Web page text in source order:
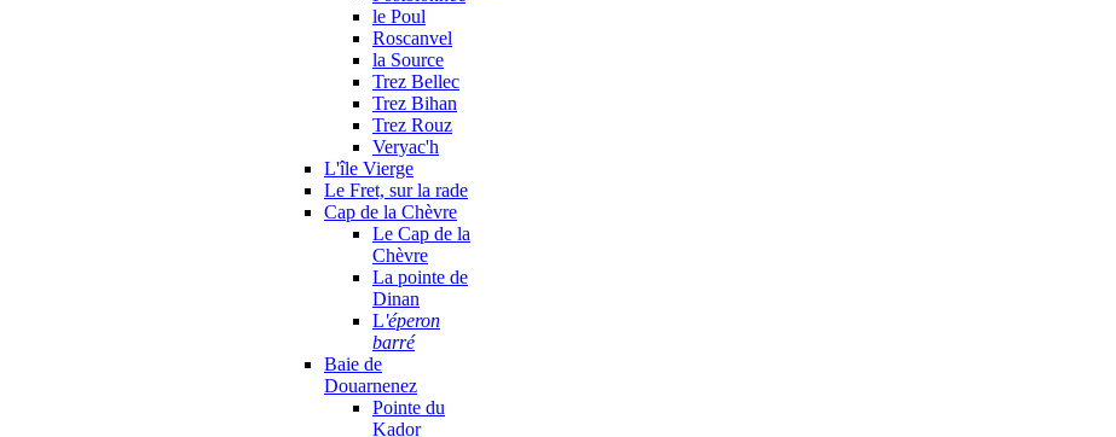
le Poul
Roscanvel
la Source
Trez Bellec
Trez Bihan
Trez Rouz
Veryac'h
L'île Vierge
Le Fret, sur la rade
Cap de la Chèvre
Le Cap de la
Chèvre
La pointe de
Dinan
L'éperon
barré
Baie de
Douarnenez
Pointe du
Kador